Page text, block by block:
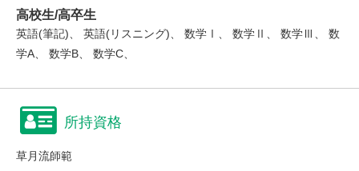
高校生/高卒生
英語(筆記)、 英語(リスニング)、 数学Ⅰ、 数学Ⅱ、 数学Ⅲ、 数
学A、 数学B、 数学C、
所持資格
草月流師範